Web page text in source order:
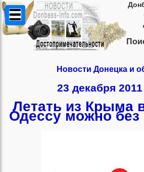
Новости Донецка и
23 декабря
Летать из Крыма
Одессу можно без